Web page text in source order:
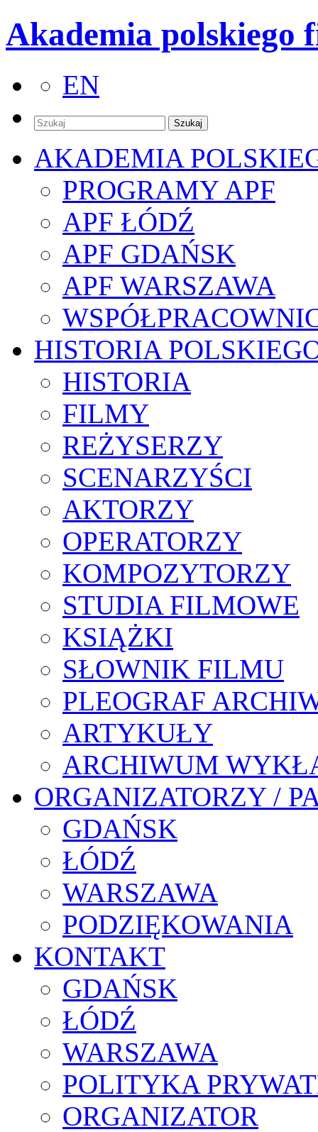
Akademia polskiego
EN
AKADEMIA
PROGRAMY APF
APF ŁÓDŹ
APF GDAŃSK
APF WARSZAWA
HISTORIA
HISTORIA
FILMY
REŻYSERZY
SCENARZYŚCI
AKTORZY
OPERATORZY
KOMPOZYTORZY
STUDIA FILMOWE
KSIĄŻKI
SŁOWNIK FILMU
PLEOGRAF
ARTYKUŁY
ARCHIWUM
ORGANIZATORZY /
GDAŃSK
ŁÓDŹ
WARSZAWA
PODZIĘKOWANIA
KONTAKT
GDAŃSK
ŁÓDŹ
WARSZAWA
POLITYKA
ORGANIZATOR